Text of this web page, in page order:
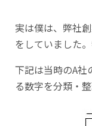
実は僕は、弊社
をしていました
下記は当時のA社
る数字を分類・